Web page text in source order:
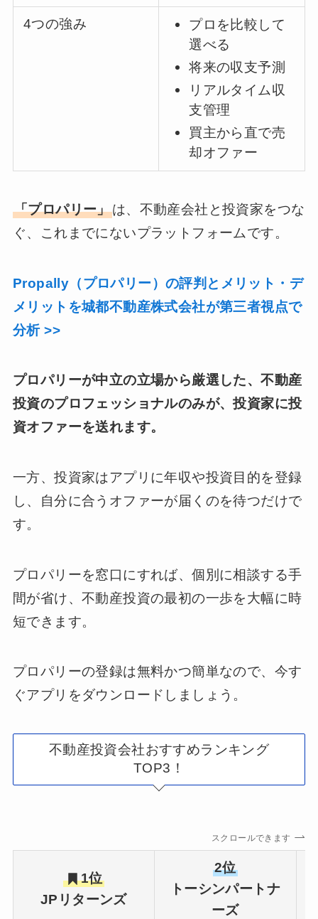
4つの強み
プロを比較して
選べる
将来の収支予測
リアルタイム収
支管理
買主から直で売
却オファー
「プロパリー」は、不動産会社と投資家をつな
ぐ、これまでにないプラットフォームです。
Propally（プロパリー）の評判とメリット・デ
メリットを城都不動産株式会社が第三者視点で
分析 >>
プロパリーが中立の立場から厳選した、不動産
投資のプロフェッショナルのみが、投資家に投
資オファーを送れます。
一方、投資家はアプリに年収や投資目的を登録
し、自分に合うオファーが届くのを待つだけで
す。
プロパリーを窓口にすれば、個別に相談する手
間が省け、不動産投資の最初の一歩を大幅に時
短できます。
プロパリーの登録は無料かつ簡単なので、今す
ぐアプリをダウンロードしましょう。
不動産投資会社おすすめランキング
TOP3！
スクロールできます
1位
JPリターンズ
2位
トーシンパートナ
ーズ